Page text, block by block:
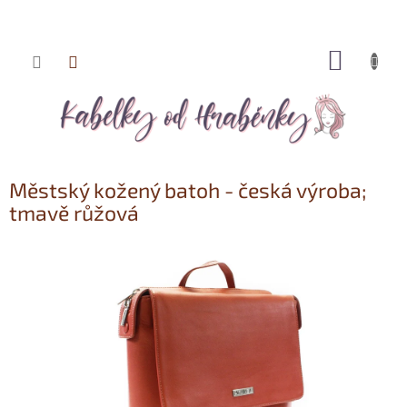
Přejít
Městský kožený batoh - česká výroba;
tmavě růžová